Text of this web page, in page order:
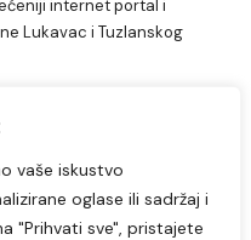
vaše iskustvo
oglase ili sadržaj i
"Prihvati sve", pristajete
internet portal i
Lukavac i Tuzlanskog
Sport
vrijeme